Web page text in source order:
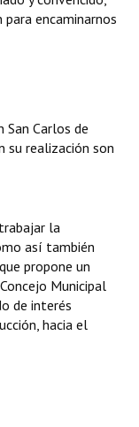
encaminarnos
Carlos de
su realización son
la
así también
propone un
Municipal
de interés
hacia el